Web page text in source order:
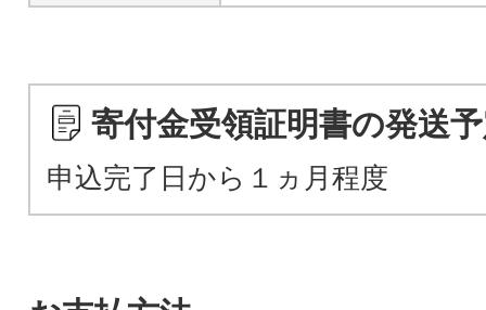
寄付金受領証明書の発送
申込完了日から１ヵ月程度